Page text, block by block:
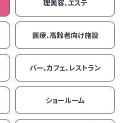
理美容、エステ
医療、高齢者向け施設
バー、カフェ、レストラン
ショールーム